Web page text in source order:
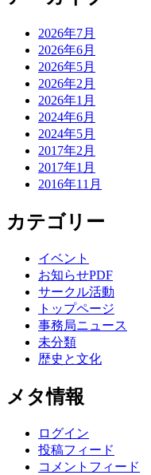
2026年7月
2026年6月
2026年5月
2026年2月
2026年1月
2024年6月
2024年5月
2017年2月
2017年1月
2016年11月
カテゴリー
イベント
お知らせPDF
サークル活動
トップページ
事務局ニュース
未分類
歴史と文化
メタ情報
ログイン
投稿フィード
コメントフィード